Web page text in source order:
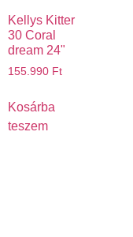
Kellys Kitter
30 Coral
dream 24"
155.990 Ft
Kosárba
teszem